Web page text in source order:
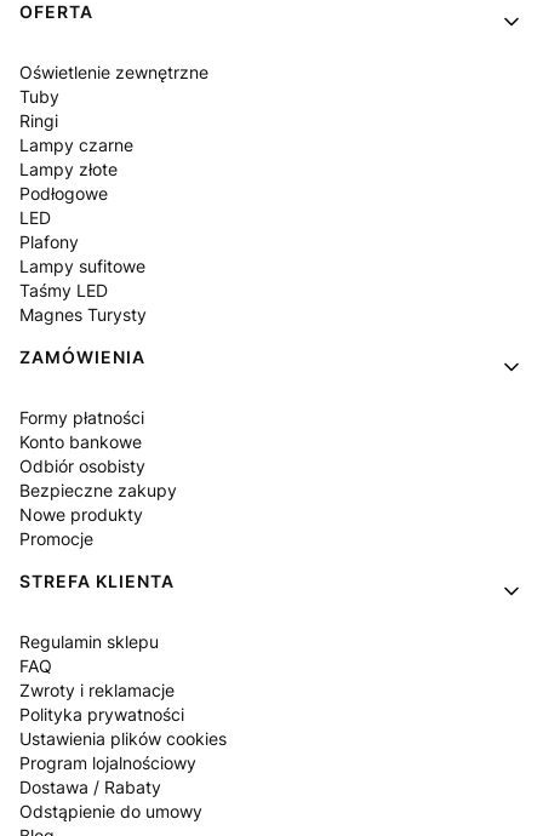
OFERTA
Oświetlenie zewnętrzne
Tuby
Ringi
Lampy czarne
Lampy złote
Podłogowe
LED
Plafony
Lampy sufitowe
Taśmy LED
Magnes Turysty
ZAMÓWIENIA
Formy płatności
Konto bankowe
Odbiór osobisty
Bezpieczne zakupy
Nowe produkty
Promocje
STREFA KLIENTA
Regulamin sklepu
FAQ
Zwroty i reklamacje
Polityka prywatności
Ustawienia plików cookies
Program lojalnościowy
Dostawa / Rabaty
Odstąpienie do umowy